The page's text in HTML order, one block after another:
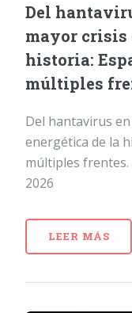
Del
mayor crisis
historia:
múltiples
Del hantavirus
energética de la
múltiples frentes.
2026
LEER MÁS